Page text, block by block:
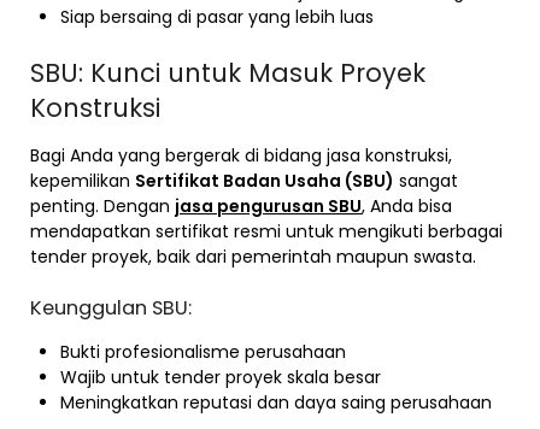
Siap bersaing di pasar yang lebih luas
SBU: Kunci untuk Masuk Proyek
Konstruksi
Bagi Anda yang bergerak di bidang jasa konstruksi,
kepemilikan Sertifikat Badan Usaha (SBU) sangat
penting. Dengan jasa pengurusan SBU, Anda bisa
mendapatkan sertifikat resmi untuk mengikuti berbagai
tender proyek, baik dari pemerintah maupun swasta.
Keunggulan SBU:
Bukti profesionalisme perusahaan
Wajib untuk tender proyek skala besar
Meningkatkan reputasi dan daya saing perusahaan